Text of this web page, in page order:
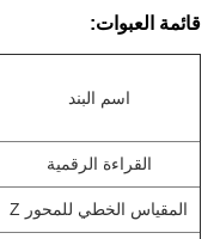
قائمة العبوات:
اسم البند
القراءة الرقمية
المقياس الخطي للمحور Z